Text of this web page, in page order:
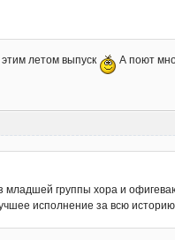
летом выпуск А поют
группы хора и
исполнение за всю